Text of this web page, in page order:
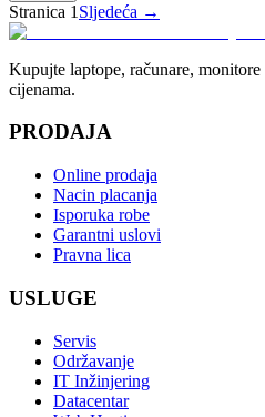
Stranica 1 Sljedeća →
Kupujte laptope, računare,
cijenama.
PRODAJA
Online prodaja
Nacin placanja
Isporuka robe
Garantni uslovi
Pravna lica
USLUGE
Servis
Održavanje
IT Inžinjering
Datacentar